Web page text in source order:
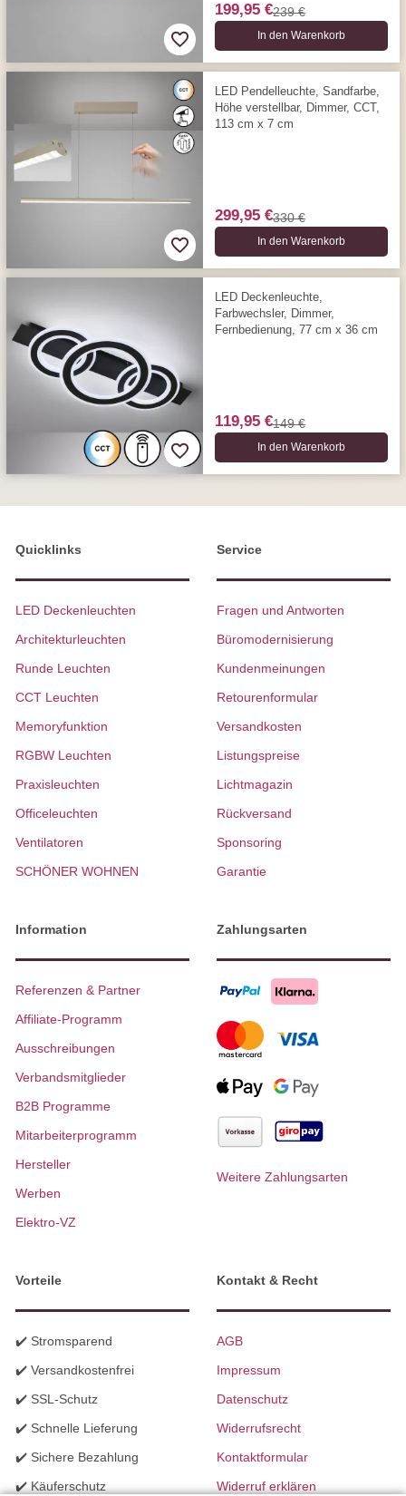
199,95 €239 €
In den Warenkorb
LED Pendelleuchte, Sandfarbe,
Höhe verstellbar, Dimmer, CCT,
113 cm x 7 cm
299,95 €330 €
In den Warenkorb
LED Deckenleuchte,
Farbwechsler, Dimmer,
Fernbedienung, 77 cm x 36 cm
119,95 €149 €
In den Warenkorb
Quicklinks
LED Deckenleuchten
Architekturleuchten
Runde Leuchten
CCT Leuchten
Memoryfunktion
RGBW Leuchten
Praxisleuchten
Officeleuchten
Ventilatoren
SCHÖNER WOHNEN
Service
Fragen und Antworten
Büromodernisierung
Kundenmeinungen
Retourenformular
Versandkosten
Listungspreise
Lichtmagazin
Rückversand
Sponsoring
Garantie
Information
Referenzen & Partner
Affiliate-Programm
Ausschreibungen
Verbandsmitglieder
B2B Programme
Mitarbeiterprogramm
Hersteller
Werben
Elektro-VZ
Zahlungsarten
Weitere Zahlungsarten
Vorteile
✔️ Stromsparend
✔️ Versandkostenfrei
✔️ SSL-Schutz
✔️ Schnelle Lieferung
✔️ Sichere Bezahlung
✔️ Käuferschutz
Kontakt & Recht
AGB
Impressum
Datenschutz
Widerrufsrecht
Kontaktformular
Widerruf erklären